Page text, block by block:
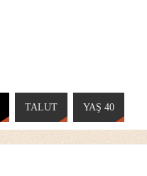
TALUT YAŞ 40